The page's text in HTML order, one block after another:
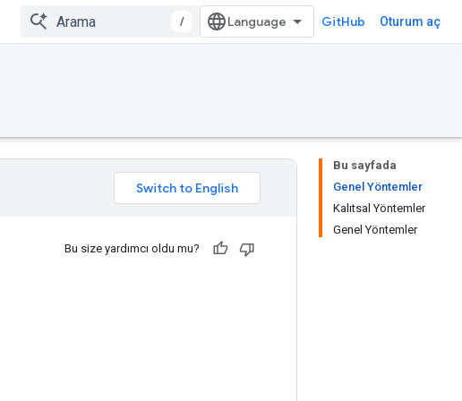
/ GitHub Oturum aç
Bu sayfada
Genel Yöntemler
Kalıtsal Yöntemler
Genel Yöntemler
Bu size yardımcı oldu mu?